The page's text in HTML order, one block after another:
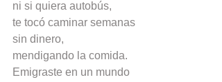
ni si quiera autobús,
te tocó caminar semanas
sin dinero,
mendigando la comida.
Emigraste en un mundo